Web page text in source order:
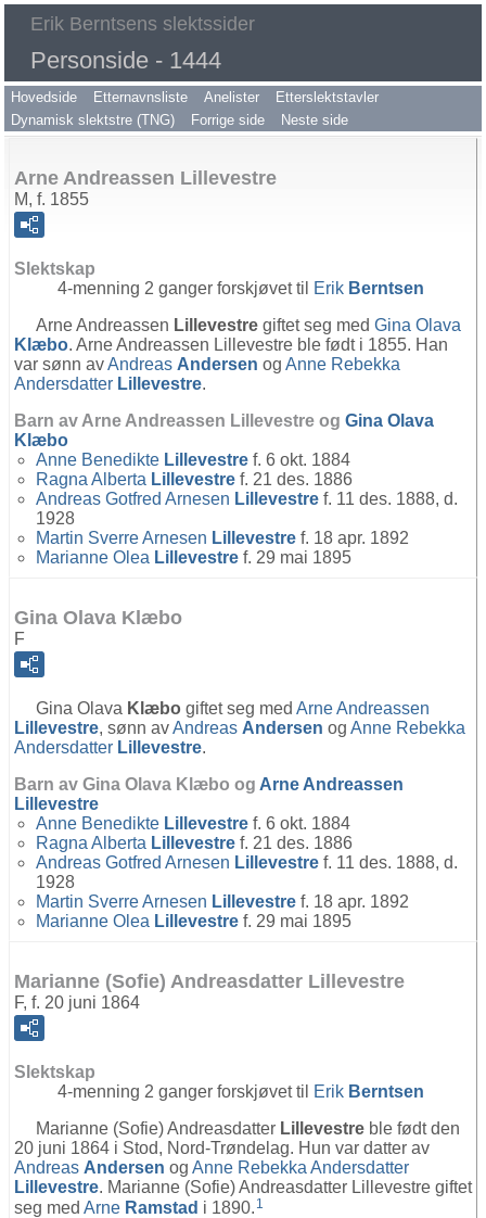
Erik Berntsens slektssider
Personside - 1444
Hovedside Etternavnsliste Anelister
Etterslektstavler
Dynamisk slektstre (TNG)
Forrige side Neste side
Arne Andreassen Lillevestre
M, f. 1855
Slektskap
4-menning 2 ganger forskjøvet til
Erik Berntsen
Arne Andreassen Lillevestre giftet seg med Gina Olava
Klæbo. Arne Andreassen Lillevestre ble født i 1855. Han
var sønn avAndreas Andersen og Anne Rebekka
Andersdatter Lillevestre.
Barn av Arne Andreassen Lillevestre og Gina Olava
Klæbo
Anne Benedikte Lillevestre f. 6 okt. 1884
Ragna Alberta Lillevestre f. 21 des. 1886
Andreas Gotfred Arnesen Lillevestre f. 11 des. 1888, d.
1928
Martin Sverre Arnesen Lillevestre f. 18 apr. 1892
Marianne Olea Lillevestre f. 29 mai 1895
Gina Olava Klæbo
F
Gina Olava Klæbo giftet seg med Arne Andreassen
Lillevestre, sønn avAndreas Andersen og Anne Rebekka
Andersdatter Lillevestre.
Barn av Gina Olava Klæbo og Arne Andreassen
Lillevestre
Anne Benedikte Lillevestre f. 6 okt. 1884
Ragna Alberta Lillevestre f. 21 des. 1886
Andreas Gotfred Arnesen Lillevestre f. 11 des. 1888, d.
1928
Martin Sverre Arnesen Lillevestre f. 18 apr. 1892
Marianne Olea Lillevestre f. 29 mai 1895
Marianne (Sofie) Andreasdatter Lillevestre
F, f. 20 juni 1864
Slektskap
4-menning 2 ganger forskjøvet til
Erik Berntsen
Marianne (Sofie) Andreasdatter Lillevestre ble født den
20 juni 1864 i Stod, Nord-Trøndelag. Hun var datter av
Andreas Andersen og Anne Rebekka Andersdatter
Lillevestre. Marianne (Sofie) Andreasdatter Lillevestre giftet
seg med Arne Ramstad i 1890. 1